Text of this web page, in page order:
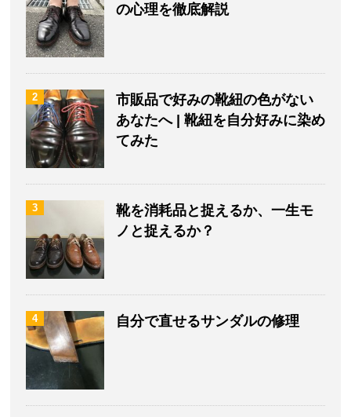
の心理を徹底解説
2
市販品で好みの靴紐の色がない
あなたへ | 靴紐を自分好みに染め
てみた
3
靴を消耗品と捉えるか、一生モ
ノと捉えるか？
4 自分で直せるサンダルの修理